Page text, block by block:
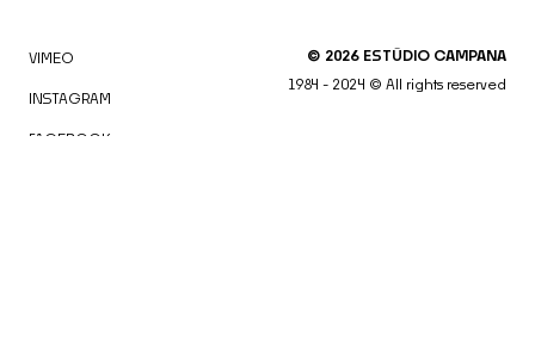
VIMEO
INSTAGRAM
FACEBOOK
© 2026 ESTÚDIO CAMPANA
1984 - 2024 © All rights reserved